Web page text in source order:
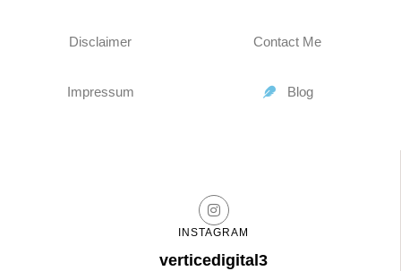
INSTAGRAM
verticedigital3
Disclaimer
Impressum
Contact Me
Blog